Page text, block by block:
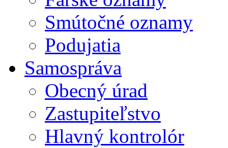
Smútočné oznamy
Podujatia
Samospráva
Obecný úrad
Zastupiteľstvo
Hlavný kontrolór